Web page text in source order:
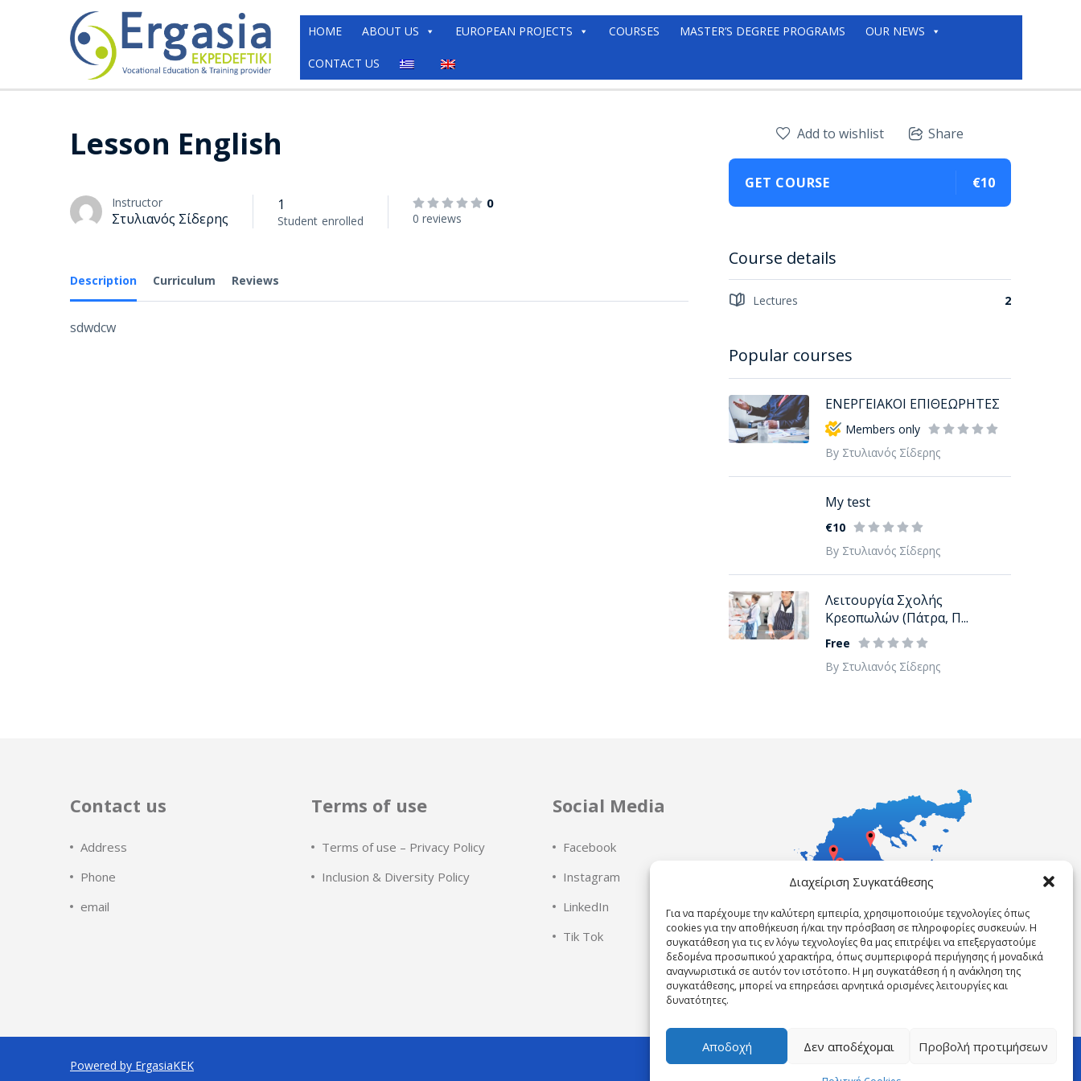
Διαχείριση Συγκατάθεσης
Για να παρέχουμε την καλύτερη εμπειρία, χρησιμοποιούμε τεχνολογίες όπως
cookies για την αποθήκευση ή/και την πρόσβαση σε πληροφορίες συσκευών. Η
συγκατάθεση για τις εν λόγω τεχνολογίες θα μας επιτρέψει να επεξεργαστούμε
δεδομένα προσωπικού χαρακτήρα, όπως συμπεριφορά περιήγησης ή μοναδικά
αναγνωριστικά σε αυτόν τον ιστότοπο. Η μη συγκατάθεση ή η ανάκληση της
συγκατάθεσης, μπορεί να επηρεάσει αρνητικά ορισμένες λειτουργίες και
δυνατότητες.
Αποδοχή Δεν αποδέχομαι Προβολή προτιμήσεων
HOME ABOUT US EUROPEAN PROJECTS COURSES MASTER’S DEGREE PROGRAMS OUR NEWS
CONTACT US
Lesson English
Instructor
Στυλιανός Σίδερης
1
Student enrolled
0
0 reviews
Description Curriculum Reviews
sdwdcw
Add to wishlist Share
GET COURSE €10
Course details
Lectures 2
Popular courses
ΕΝΕΡΓΕΙΑΚΟΙ ΕΠΙΘΕΩΡΗΤΕΣ
Members only
By Στυλιανός Σίδερης
My test
€10
By Στυλιανός Σίδερης
Λειτουργία Σχολής
Κρεοπωλών (Πάτρα, Π...
Free
By Στυλιανός Σίδερης
Contact us
Address
Phone
email
Terms of use
Terms of use – Privacy Policy
Inclusion & Diversity Policy
Social Media
Facebook
Instagram
LinkedIn
Tik Tok
Powered by ErgasiaKEK